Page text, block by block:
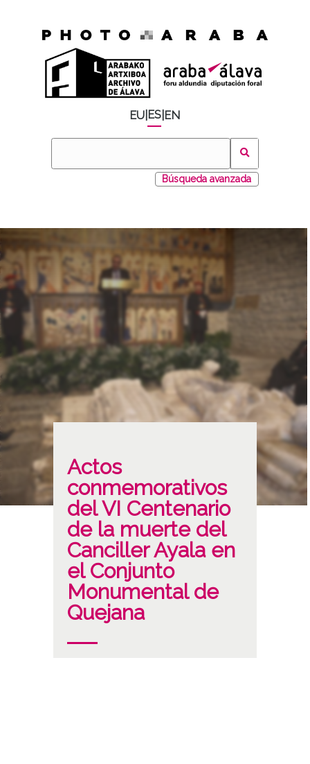
EU ES EN
Búsqueda avanzada
Actos
conmemorativos
del VI Centenario
de la muerte del
Canciller Ayala en
el Conjunto
Monumental de
Quejana